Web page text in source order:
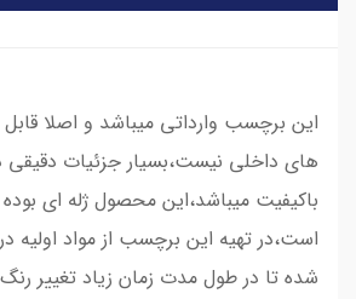
این برچسب وارداتی میباشد و اصلا قابل
های داخلی نیست،بسیار جزئیات دقیقی
باکیفیت میباشد،این محصول ژله ای
است،در تهیه این برچسب از مواد اولیه
شده تا در طول مدت زمان زیاد تغییر